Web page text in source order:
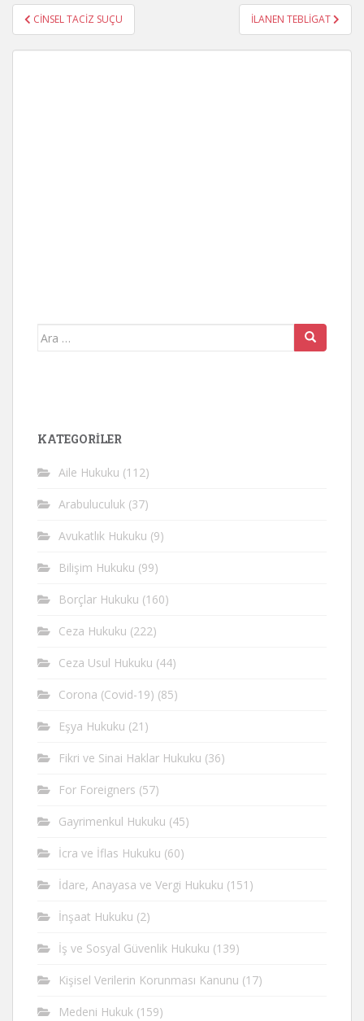
Yazı
gezinmesi
CİNSEL TACİZ SUÇU İLANEN TEBLİGAT
Arama
KATEGORİLER
Aile Hukuku (112)
Arabuluculuk (37)
Avukatlık Hukuku (9)
Bilişim Hukuku (99)
Borçlar Hukuku (160)
Ceza Hukuku (222)
Ceza Usul Hukuku (44)
Corona (Covid-19) (85)
Eşya Hukuku (21)
Fikri ve Sinai Haklar Hukuku (36)
For Foreigners (57)
Gayrimenkul Hukuku (45)
İcra ve İflas Hukuku (60)
İdare, Anayasa ve Vergi Hukuku (151)
İnşaat Hukuku (2)
İş ve Sosyal Güvenlik Hukuku (139)
Kişisel Verilerin Korunması Kanunu (17)
Medeni Hukuk (159)